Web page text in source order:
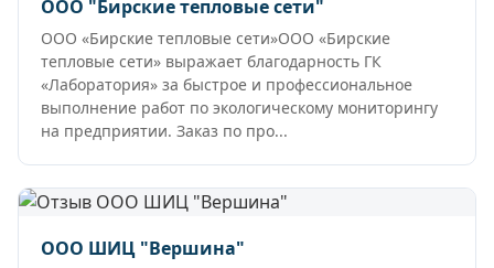
ООО "Бирские тепловые сети"
ООО «Бирские тепловые сети»ООО «Бирские
тепловые сети» выражает благодарность ГК
«Лаборатория» за быстрое и профессиональное
выполнение работ по экологическому мониторингу
на предприятии. Заказ по про...
ООО ШИЦ "Вершина"